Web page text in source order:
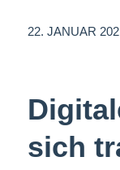
22. JANUAR
sich